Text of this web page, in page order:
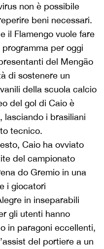
non è possibile
beni necessari.
il Flamengo vuole fare
per oggi
del Mengão
di sostenere un
della scuola calcio
del gol di Caio è
lasciando i brasiliani
tecnico.
Caio ha ovviato
del campionato
do Gremio in una
i giocatori
in inseparabili
gli utenti hanno
in paragoni eccellenti,
del portiere a un